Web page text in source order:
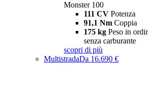
Monster 100
111 CV Potenza
91,1 Nm Coppia
175 kg Peso in
senza carburante
scopri di più
MultistradaDa 16.690 €